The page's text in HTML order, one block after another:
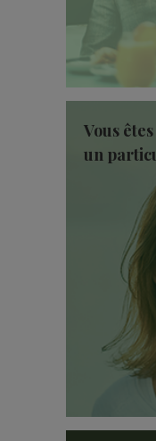
Vous êtes
un